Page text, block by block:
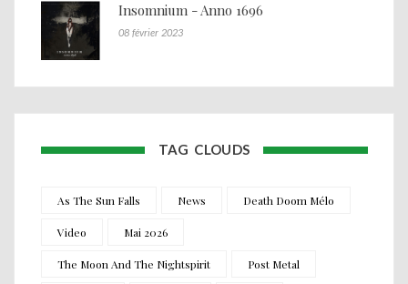
Insomnium - Anno 1696
08 février 2023
TAG CLOUDS
As The Sun Falls News Death Doom Mélo
Video Mai 2026
The Moon And The Nightspirit Post Metal